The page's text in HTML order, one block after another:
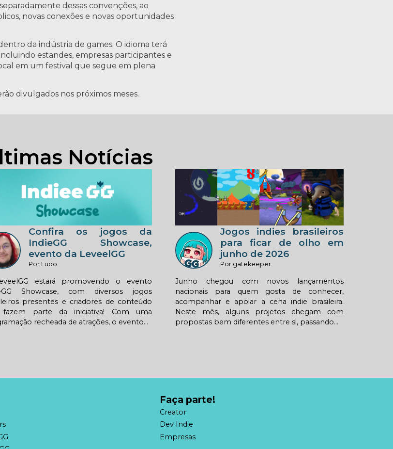
dessas convenções, ao
novas conexões e novas oportunidades
da indústria de games. O idioma terá
estandes, empresas participantes e
em um festival que segue em plena
divulgados nos próximos meses.
Notícias
Confira os jogos da
IndieGG Showcase,
evento da LeveelGG
Por Ludo
estará promovendo o evento
Showcase, com diversos jogos
presentes e criadores de conteúdo
fazem parte da iniciativa! Com uma
recheada de atrações, o evento...
Jogos indies brasileiros
para ficar de olho em
junho de 2026
Por gatekeeper
Junho chegou com novos lançamentos
nacionais para quem gosta de conhecer,
acompanhar e apoiar a cena indie brasileira.
Neste mês, alguns projetos chegam com
propostas bem diferentes entre si, passando...
Faça parte!
Creator
Dev Indie
Empresas